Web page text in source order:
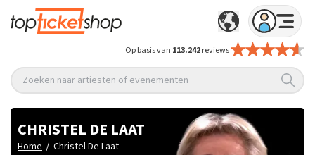
Op basis van 113.242reviews
Zoeken naar artiesten of evenementen
CHRISTEL DE LAAT
Home / Christel De Laat